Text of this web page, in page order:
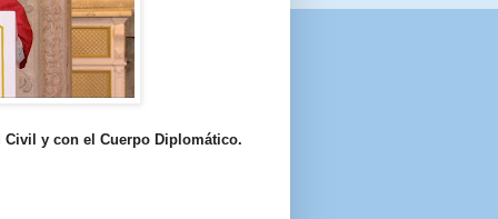
y con el Cuerpo Diplomático.